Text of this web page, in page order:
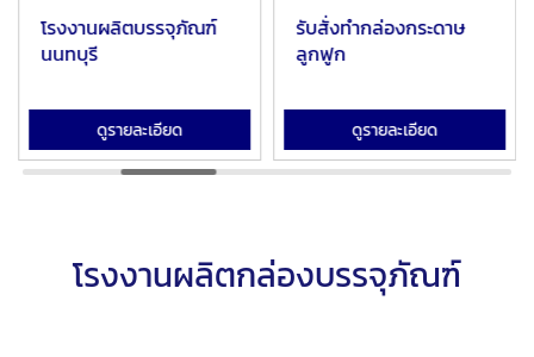
โรงงานผลิตบรรจุภัณฑ์
นนทบุรี
ดูรายละเอียด
รับสั่งทำกล่องกระดาษ
ลูกฟูก
ดูรายละเอียด
โรงงานผลิตกล่องบรรจุภัณฑ์